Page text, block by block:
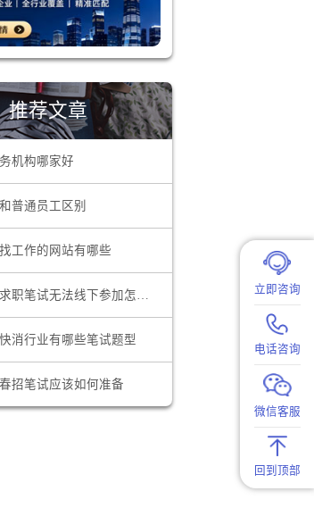
推荐文章
银行管培生和普通员工区别
澳洲留学生找工作的网站有哪些
留学生校招求职笔试无法线下参加怎么办